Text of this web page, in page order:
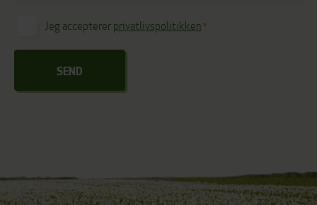
ConsentJeg accepterer privatlivspolitikken*